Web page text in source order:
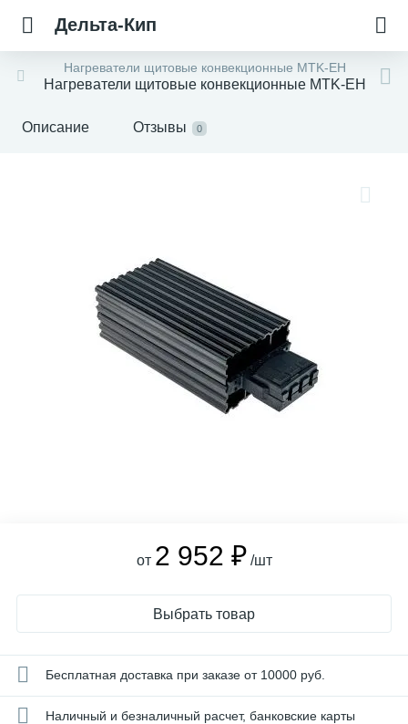
Дельта-Кип
Нагреватели щитовые конвекционные MTK-EH
Нагреватели щитовые конвекционные MTK-EH
Описание Отзывы 0
от 2 952 ₽ /шт
Выбрать товар
Бесплатная доставка при заказе от 10000 руб.
Наличный и безналичный расчет, банковские карты